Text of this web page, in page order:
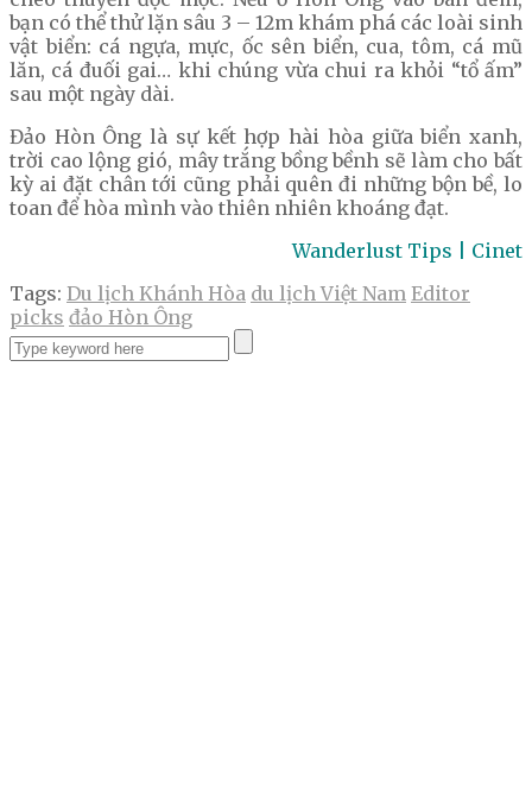
bạn có thể thử lặn sâu 3 – 12m khám phá các loài sinh
vật biển: cá ngựa, mực, ốc sên biển, cua, tôm, cá mũ
lăn, cá đuối gai… khi chúng vừa chui ra khỏi “tổ ấm”
sau một ngày dài.
Đảo Hòn Ông là sự kết hợp hài hòa giữa biển xanh,
trời cao lộng gió, mây trắng bồng bềnh sẽ làm cho bất
kỳ ai đặt chân tới cũng phải quên đi những bộn bề, lo
toan để hòa mình vào thiên nhiên khoáng đạt.
Wanderlust Tips | Cinet
Tags: Du lịch Khánh Hòa du lịch Việt Nam Editor
picks đảo Hòn Ông